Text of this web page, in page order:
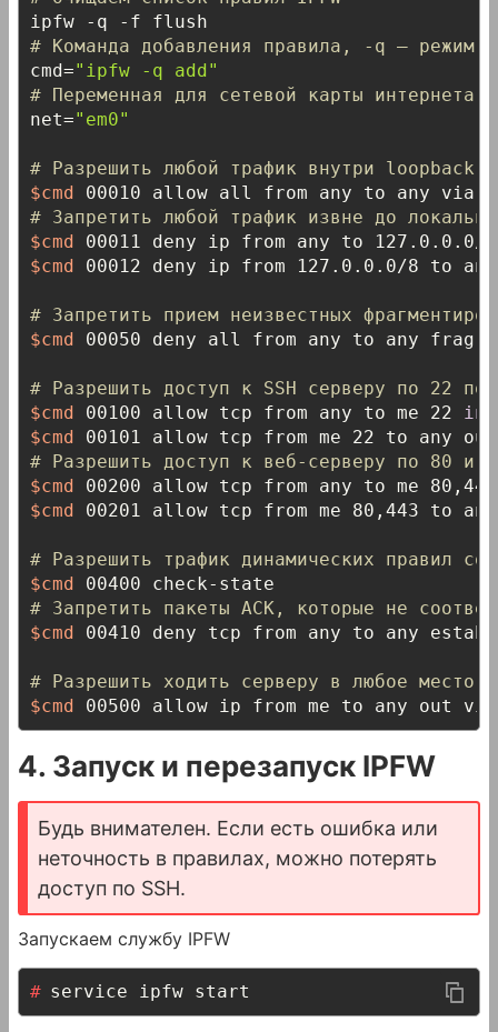
# Команда добавления правила, -q — режим
cmd="ipfw -q add"
# Переменная для сетевой карты интернета
net="em0"
# Разрешить любой трафик внутри loopback
$cmd
# Запретить любой трафик извне до
$cmd
$cmd 00012 deny ip from 127.0.0.0/8 to any
# Запретить прием неизвестных
$cmd 00050 deny all from any to any frag
# Разрешить доступ к SSH серверу по 22
$cmd 00100 allow tcp from any to me 22 in
$cmd 00101 allow tcp from me 22 to any
# Разрешить доступ к веб-серверу по 80 и
$cmd 00200 allow tcp from any to me
$cmd 00201 allow tcp from me 80,443 to
# Разрешить трафик динамических правил
$cmd
# Запретить пакеты ACK, которые не
$cmd 00410 deny tcp from any to any
# Разрешить ходить серверу в любое место
$cmd 00500 allow ip from me to any out
4. Запуск и перезапуск IPFW
Будь внимателен. Если есть ошибка или
неточность в правилах, можно потерять
доступ по SSH.
Запускаем службу IPFW
service ipfw start